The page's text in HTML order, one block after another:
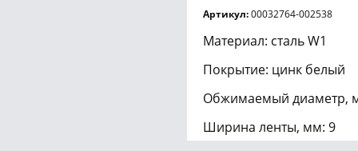
Артикул:00032764-002538
Материал: сталь W1
Покрытие: цинк белый
Обжимаемый диаметр,
Ширина ленты, мм: 9